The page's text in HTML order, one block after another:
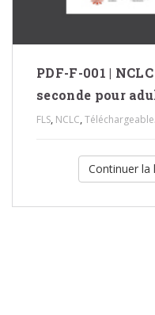
PDF-F-001 |
seconde pour
FLS, NCLC,Téléchargeable
Continuer la